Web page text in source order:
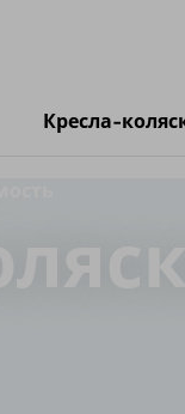
Кресла-